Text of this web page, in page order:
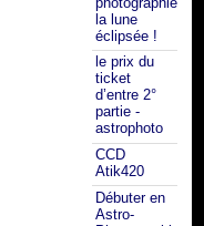
la lune
éclipsée !
le prix du
ticket
d’entre 2°
partie -
astrophoto
CCD
Atik420
Débuter en
Astro-